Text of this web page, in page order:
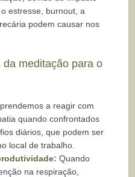
estresse, burnout, a
podem causar nos
meditação para o
a reagir com
quando confrontados
diários, que podem ser
local de trabalho.
Quando
na respiração,